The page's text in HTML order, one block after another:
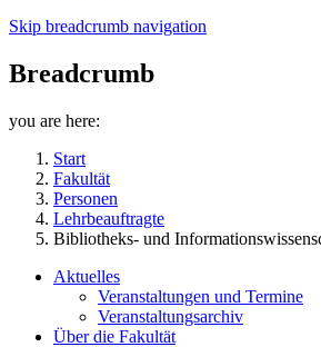
Skip breadcrumb navigation
Breadcrumb
you are here:
Start
Fakultät
Personen
Lehrbeauftragte
Bibliotheks- und
Aktuelles
Veranstaltungen und Termine
Veranstaltungsarchiv
Über die Fakultät